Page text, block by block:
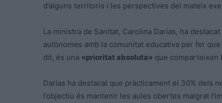
d’alguns territoris i les perspectives del mateix
La ministra de Sanitat, Carolina Darias, ha
autònomes amb la comunitat educativa per fer
dit, és una «prioritat absoluta» que comparteixen
Darias ha destacat que pràcticament el 30% dels
l’objectiu és mantenir les aules obertes malgrat